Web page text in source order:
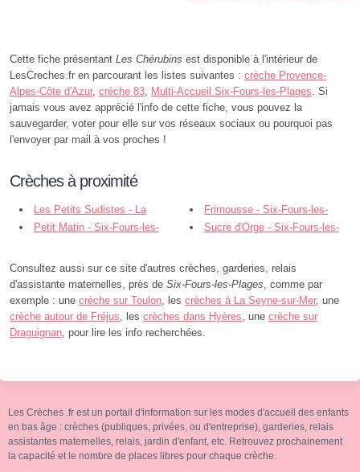
Cette fiche présentant Les Chérubins est disponible à l'intérieur de
LesCreches.fr en parcourant les listes suivantes : crèche Provence-
Alpes-Côte d'Azur, crèche 83 Multi-Accueil Six-Fours-les-Plages . Si
jamais vous avez apprécié l'info de cette fiche, vous pouvez la
sauvegarder, voter pour elle sur vos réseaux sociaux ou pourquoi pas
l'envoyer par mail à vos proches !
Crèches à proximité
Les Petits Sudistes - La
Seyne-sur-Mer
Frimousse - Six-Fours-les-
Plages
Petit Matin - Six-Fours-les-
Sucre d'Orge - Six-Fours-les-
Consultez aussi sur ce site d'autres crèches, garderies, relais
d'assistante maternelles, près de Six-Fours-les-Plages , comme par
exemple : une crèche sur Toulon , les crèches à La Seyne-sur-Mer, une
crèche autour de Fréjus , les crèches dans Hyères , une crèche sur
Draguignan , pour lire les info recherchées.
Les Crèches .fr est un portail d'information sur les modes d'accueil des enfants
en bas âge : crèches (publiques, privées, ou d'entreprise), garderies, relais
assistantes maternelles, relais, jardin d'enfant, etc. Retrouvez prochainement
la capacité et le nombre de places libres pour chaque crèche.